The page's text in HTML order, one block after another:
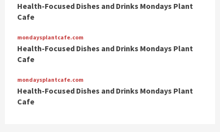
Health-Focused Dishes and Drinks Mondays Plant
Cafe
mondaysplantcafe.com
Health-Focused Dishes and Drinks Mondays Plant
Cafe
mondaysplantcafe.com
Health-Focused Dishes and Drinks Mondays Plant
Cafe